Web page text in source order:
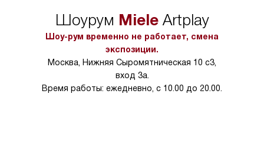
в условиях
тарифы на услуги
Шоурум MieleArtplay
Шоу-рум временно не работает, смена
экспозиции.
Москва, Нижняя Сыромятническая 10 с3,
вход 3а.
Время работы: ежедневно, с 10.00 до 20.00.